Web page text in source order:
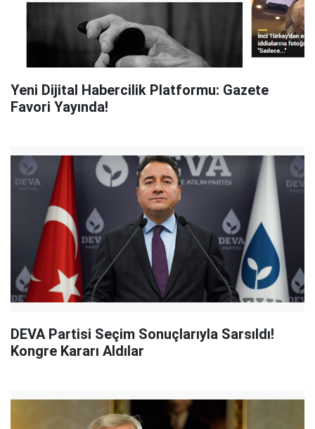
Yeni Dijital Habercilik Platformu: Gazete
Favori Yayında!
DEVA Partisi Seçim Sonuçlarıyla Sarsıldı!
Kongre Kararı Aldılar